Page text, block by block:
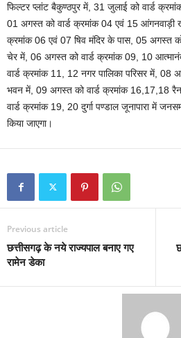
फिल्टर प्लांट बैकुण्ठपुर में, 31 जुलाई को वार्ड
01 अगस्त को वार्ड क्रमांक 04 एवं 15 आंगनवाड़ी
क्रमांक 06 एवं 07 षिव मंदिर के पास, 05 अगस्त
चेर में, 06 अगस्त को वार्ड क्रमांक 09, 10
वार्ड क्रमांक 11, 12 नगर पालिका परिसर में, 08
भवन में, 09 अगस्त को वार्ड क्रमांक 16,17,18
वार्ड क्रमांक 19, 20 दुर्गा पण्डाल जूनापारा में
किया जाएगा।
Previous article
छत्तीसगढ़ के नये राज्यपाल बनाए गए
रामेन डेका